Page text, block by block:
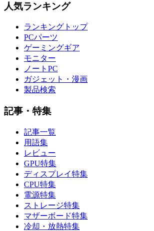
人気ランキング
ランキングトップ
PCパーツ
ゲーミングギア
モニター
ノートPC
ガジェット・漫画
製品検索
記事・特集
記事一覧
用語集
レビュー
GPU特集
ディスプレイ特集
CPU特集
電源特集
ストレージ特集
マザーボード特集
冷却・放熱特集